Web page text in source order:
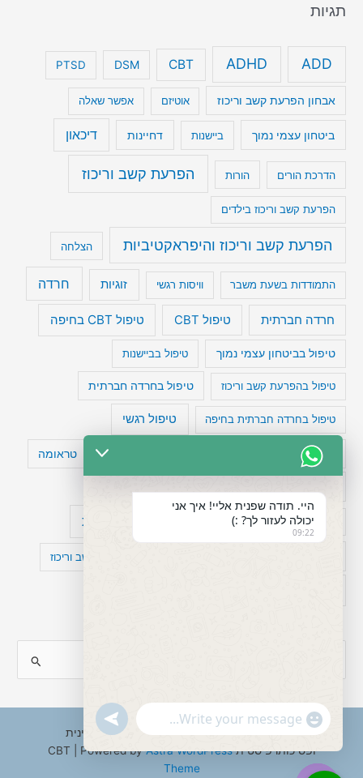
תגיות
ADD
ADHD
CBT
DSM
PTSD
אבחון הפרעת קשב וריכוז אוטיזם אפשר שאלה
ביטחון עצמי נמוך ביישנות דחיינות דיכאון
הדרכת הורים הורות הפרעת קשב וריכוז
הפרעת קשב וריכוז בילדים
הפרעת קשב וריכוז והיפראקטיביות הצלחה
התמודדות בשעת משבר וויסות רגשי זוגיות חרדה
חרדה חברתית טיפול CBT טיפול CBT בחיפה
טיפול בביטחון עצמי נמוך טיפול בביישנות
טיפול בהפרעת קשב וריכוז טיפול בחרדה חברתית
טיפול בחרדה חברתית בחיפה טיפול רגשי
טיפול תרופתי להפרעת קשב טעויות חשיבה טראומה
מפורסמים עם הפרעת קשב עיצות
קומורבידיות להפרעת קשב וריכוז
a
c
Copyright © 2026 ענבל טננבאום - עו"ס קלינית
ופסיכותרפיסטית CBT | Powered byAstra WordPress
Theme
היי. תודה שפנית אליי! איך אני
יכולה לעזור לך? :)
09:22
"+chaty_settings.lang.emoji_picker+"
WhatsApp
undefined